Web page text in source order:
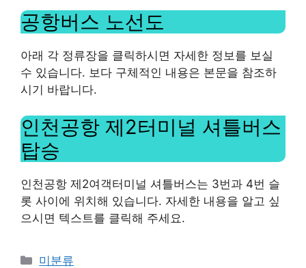
공항버스 노선도
아래 각 정류장을 클릭하시면 자세한 정보를 보실
수 있습니다. 보다 구체적인 내용은 본문을 참조하
시기 바랍니다.
인천공항 제2터미널 셔틀버스
탑승
인천공항 제2여객터미널 셔틀버스는 3번과 4번 슬
롯 사이에 위치해 있습니다. 자세한 내용을 알고 싶
으시면 텍스트를 클릭해 주세요.
Categories
미분류